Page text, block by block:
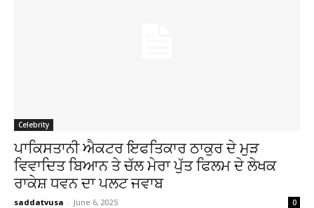
Celebrity
ਪਾਕਿਸਤਾਨੀ ਐਕਟਰ ਇਫਤਿਕਾਰ ਠਾਕੁਰ ਦੇ ਮੁੜ
ਵਿਵਾਦਿਤ ਬਿਆਨ ਤੇ ਚੱਲ ਮੇਰਾ ਪੁੱਤ ਫਿਲਮ ਦੇ ਲੇਖਕ
ਰਾਕੇਸ਼ ਧਵਨ ਦਾ ਪਲਟ ਜਵਾਬ
saddatvusa - June 6, 2025 0